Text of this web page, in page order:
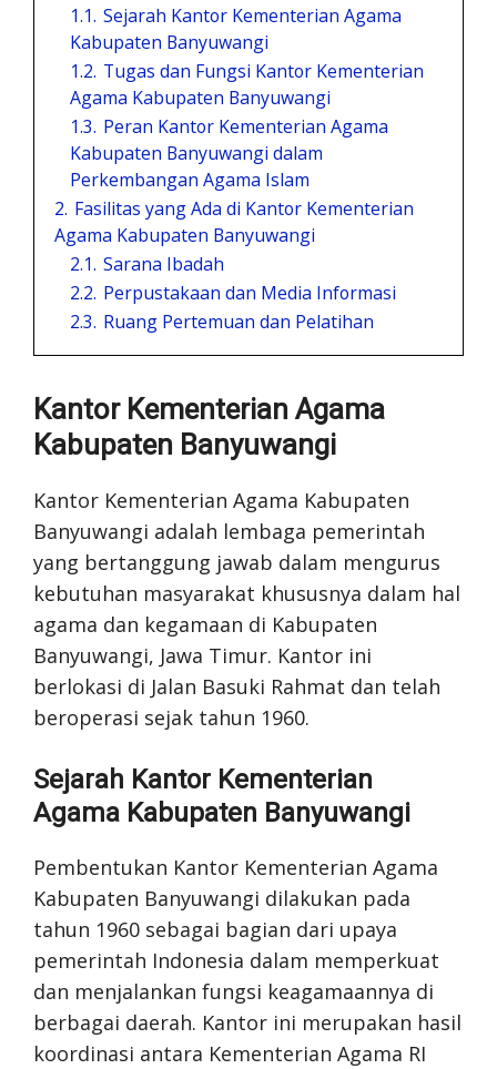
1.1. Sejarah Kantor Kementerian Agama
Kabupaten Banyuwangi
1.2. Tugas dan Fungsi Kantor Kementerian
Agama Kabupaten Banyuwangi
1.3. Peran Kantor Kementerian Agama
Kabupaten Banyuwangi dalam
Perkembangan Agama Islam
2. Fasilitas yang Ada di Kantor Kementerian
Agama Kabupaten Banyuwangi
2.1. Sarana Ibadah
2.2. Perpustakaan dan Media Informasi
2.3. Ruang Pertemuan dan Pelatihan
Kantor Kementerian Agama
Kabupaten Banyuwangi
Kantor Kementerian Agama Kabupaten
Banyuwangi adalah lembaga pemerintah
yang bertanggung jawab dalam mengurus
kebutuhan masyarakat khususnya dalam hal
agama dan kegamaan di Kabupaten
Banyuwangi, Jawa Timur. Kantor ini
berlokasi di Jalan Basuki Rahmat dan telah
beroperasi sejak tahun 1960.
Sejarah Kantor Kementerian
Agama Kabupaten Banyuwangi
Pembentukan Kantor Kementerian Agama
Kabupaten Banyuwangi dilakukan pada
tahun 1960 sebagai bagian dari upaya
pemerintah Indonesia dalam memperkuat
dan menjalankan fungsi keagamaannya di
berbagai daerah. Kantor ini merupakan hasil
koordinasi antara Kementerian Agama RI